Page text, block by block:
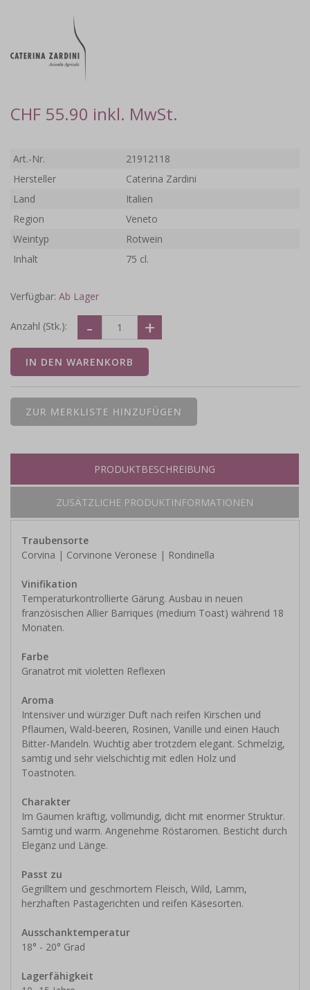
CHF 55.90 inkl. MwSt.
Art.-Nr.
21912118
Hersteller
Caterina Zardini
Land
Italien
Region
Veneto
Weintyp
Rotwein
Inhalt
75 cl.
Verfügbar: Ab Lager
Anzahl (Stk.):
PRODUKTBESCHREIBUNG
ZUSÄTZLICHE PRODUKTINFORMATIONEN
Traubensorte
Corvina | Corvinone Veronese | Rondinella
Vinifikation
Temperaturkontrollierte Gärung. Ausbau in neuen
französischen Allier Barriques (medium Toast) während 18
Monaten.
Farbe
Granatrot mit violetten Reflexen
Aroma
Intensiver und würziger Duft nach reifen Kirschen und
Pflaumen, Wald-beeren, Rosinen, Vanille und einen Hauch
Bitter-Mandeln. Wuchtig aber trotzdem elegant. Schmelzig,
samtig und sehr vielschichtig mit edlen Holz und
Toastnoten.
Charakter
Im Gaumen kräftig, vollmundig, dicht mit enormer Struktur.
Samtig und warm. Angenehme Röstaromen. Besticht durch
Eleganz und Länge.
Passt zu
Gegrilltem und geschmortem Fleisch, Wild, Lamm,
herzhaften Pastagerichten und reifen Käsesorten.
Ausschanktemperatur
18° - 20° Grad
Lagerfähigkeit